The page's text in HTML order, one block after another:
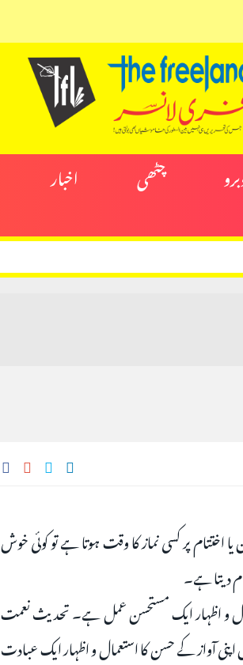
چٹھی اخبار
اختتام پر کسی نماز کا وقت ہوتا ہے تو کوئی خوش
دیتا ہے۔
و اظہار ایک مستحسن عمل ہے۔ تحديث نعمت
آواز کے حسن کا استعمال و اظہار ایک عبادت